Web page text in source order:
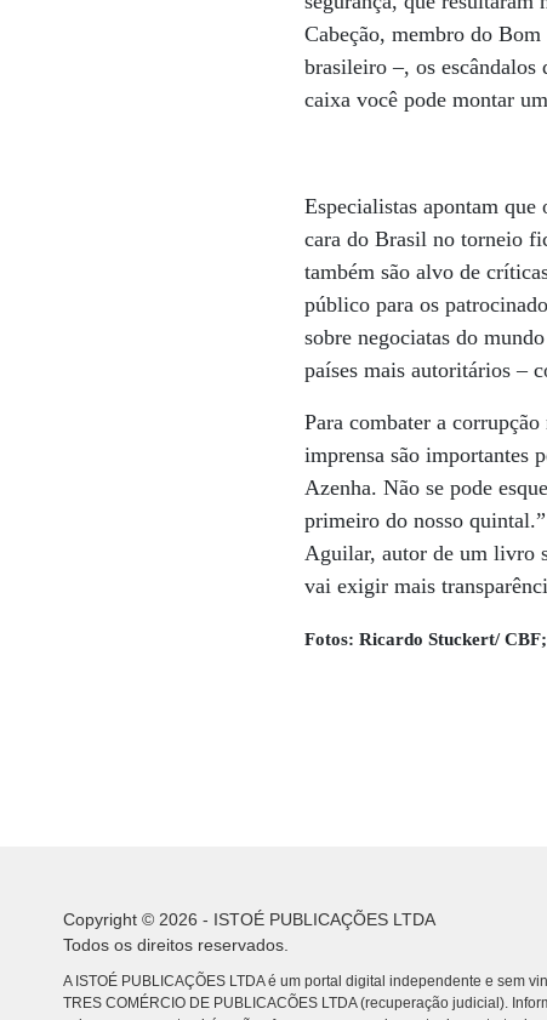
Cabeção, membro do
brasileiro –, os
caixa você pode montar
Especialistas apontam que
cara do Brasil no torneio
também são alvo de
público para os
sobre negociatas do
países mais autoritários –
Para combater a
imprensa são importantes
Azenha. Não se pode
primeiro do nosso
Aguilar, autor de um livro
vai exigir mais
Fotos: Ricardo Stuckert/
Copyright © 2026 - ISTOÉ PUBLICAÇÕES LTDA
Todos os direitos reservados.
A ISTOÉ PUBLICAÇÕES LTDA é um portal digital independente e sem
TRES COMÉRCIO DE PUBLICACÕES LTDA (recuperação judicial).